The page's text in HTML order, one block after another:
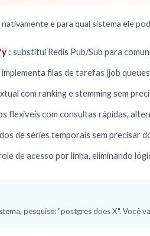
e para qual sistema ele
: substitui Redis Pub/Sub para
implementa filas de tarefas (job
com ranking e stemming sem
flexíveis com consultas rápidas,
de séries temporais sem precisar
de acesso por linha, eliminando
pesquise: "postgres does X". Você